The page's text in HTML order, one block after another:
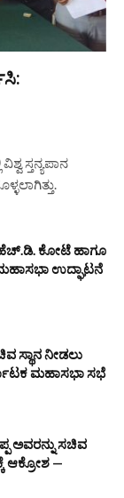
ಸ್ತನ್ಯಪಾನ
ಹೆಚ್.ಡಿ. ಕೋಟೆ ಹಾಗೂ
ಉದ್ಘಾಟನೆ
ಸ್ಥಾನ ನೀಡಲು
ಮಹಾಸಭಾ ಸಭೆ
ಅವರನ್ನು ಸಚಿವ
ಆಕ್ರೋಶ —